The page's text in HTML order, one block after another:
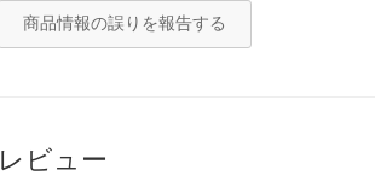
商品情報の誤りを報告する
レビュー